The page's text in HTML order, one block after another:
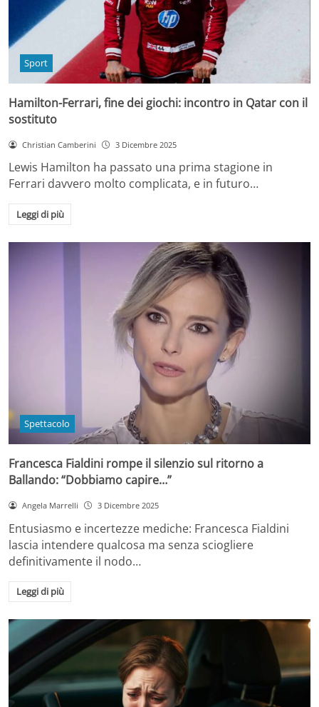
Sport
Hamilton-Ferrari, fine dei giochi: incontro in Qatar con il
sostituto
Christian Camberini 3 Dicembre 2025
Lewis Hamilton ha passato una prima stagione in
Ferrari davvero molto complicata, e in futuro…
Leggi di più
Spettacolo
Francesca Fialdini rompe il silenzio sul ritorno a
Ballando: “Dobbiamo capire…”
Angela Marrelli 3 Dicembre 2025
Entusiasmo e incertezze mediche: Francesca Fialdini
lascia intendere qualcosa ma senza sciogliere
definitivamente il nodo…
Leggi di più